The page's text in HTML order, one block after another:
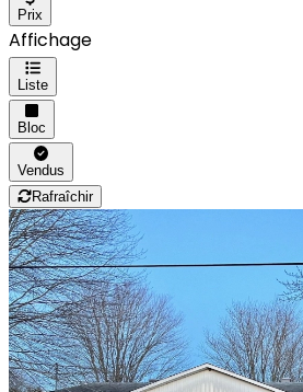
Prix
Affichage
Liste
Bloc
Vendus
Rafraîchir